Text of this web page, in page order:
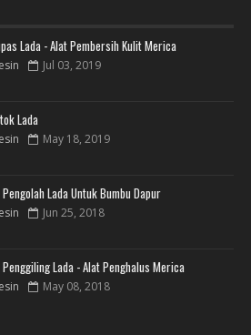
Lada - Alat Pembersih Kulit Merica
Jul 03, 2019
Lada
May 18, 2019
Lada Untuk Bumbu Dapur
Jun 25, 2018
Lada - Alat Penghalus Merica
May 08, 2018